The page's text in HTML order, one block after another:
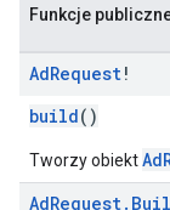
Funkcje
AdRequest!
build()
Tworzy obiekt
AdRequest.